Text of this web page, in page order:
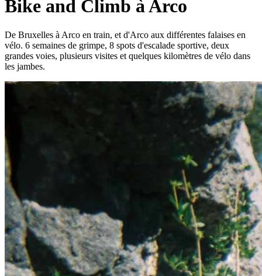
Bike and Climb à Arco
De Bruxelles à Arco en train, et d'Arco aux différentes falaises en
vélo. 6 semaines de grimpe, 8 spots d'escalade sportive, deux
grandes voies, plusieurs visites et quelques kilomètres de vélo dans
les jambes.